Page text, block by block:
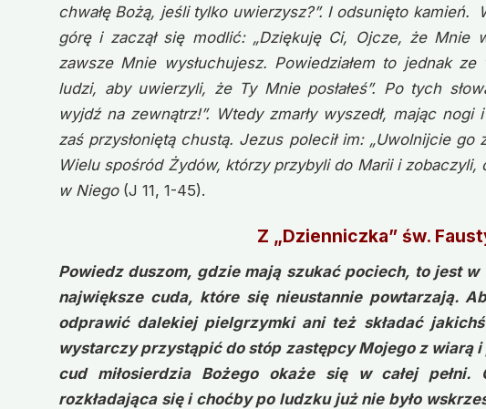
chwałę Bożą, jeśli tylko uwierzysz?”. I odsunięto kamień.
górę i zaczął się modlić: „Dziękuję Ci, Ojcze, że Mnie
zawsze Mnie wysłuchujesz. Powiedziałem to jednak
ludzi, aby uwierzyli, że Ty Mnie posłałeś”. Po tych
wyjdź na zewnątrz!”. Wtedy zmarły wyszedł, mając
zaś przysłoniętą chustą. Jezus polecił im: „Uwolnijcie
Wielu spośród Żydów, którzy przybyli do Marii i zobaczyli,
w Niego (J 11, 1-45).
Z „Dzienniczka” św.
Powiedz duszom, gdzie mają szukać pociech, to jest w
największe cuda, które się nieustannie powtarzają.
odprawić dalekiej pielgrzymki ani też składać
wystarczy przystąpić do stóp zastępcy Mojego z wiarą
cud miłosierdzia Bożego okaże się w całej
rozkładająca się i choćby po ludzku już nie było